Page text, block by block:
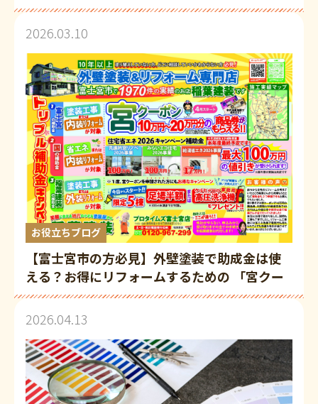
2026.03.10
お役立ちブログ
【富士宮市の方必見】外壁塗装で助成金は使
える？お得にリフォームするための 「宮クー
ポン」活用術
2026.04.13